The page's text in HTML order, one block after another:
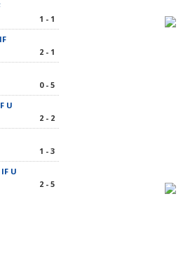
1 - 1
2 - 1
0 - 5
U
2 - 2
1 - 3
U
2 - 5